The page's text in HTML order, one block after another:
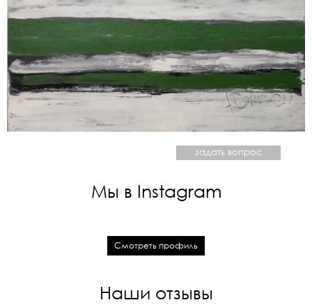
задать вопрос
Мы в Instagram
Смотреть профиль
Наши отзывы